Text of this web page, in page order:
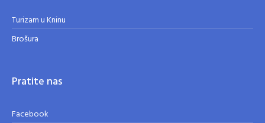
Turizam u Kninu
Brošura
Pratite nas
Facebook